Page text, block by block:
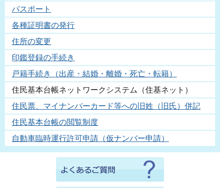
パスポート
各種証明書の発行
住所の変更
印鑑登録の手続き
戸籍手続き（出産・結婚・離婚・死亡・転籍）
住民基本台帳ネットワークシステム（住基ネット）
住民票、マイナンバーカード等への旧姓（旧氏）併記
住民基本台帳の閲覧制度
自動車臨時運行許可申請（仮ナンバー申請）